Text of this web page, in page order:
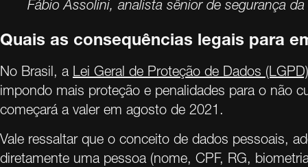
Fábio Assolini, analista sênior de segurança da
Quais as consequências legais para
No Brasil, a Lei Geral de Proteção de Dados (LGPD)
impondo mais proteção e penalidades para o não
começará a valer em agosto de 2021.
Vale ressaltar que o conceito de dados pessoais,
diretamente uma pessoa (nome, CPF, RG,